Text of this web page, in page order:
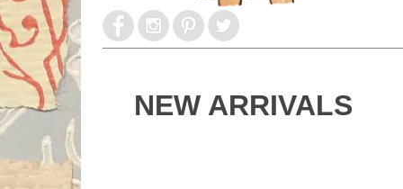
NEW ARRIVALS